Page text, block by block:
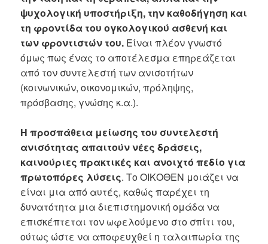
ψυχολογική υποστήριξη, την καθοδήγηση και
τη φροντίδα του ογκολογικού ασθενή και
των φροντιστών του. Είναι πλέον γνωστό
όμως πως ένας το αποτέλεσμα επηρεάζεται
από τον συντελεστή των ανισοτήτων
(κοινωνικών, οικονομικών, πρόληψης,
πρόσβασης, γνώσης κ.α.).
Η προσπάθεια μείωσης του συντελεστή
ανισότητας απαιτούν νέες δράσεις,
καινούριες πρακτικές και ανοιχτό πεδίο για
πρωτοπόρες λύσεις. Το ΟΙΚΟΘΕΝ μοιάζει να
είναι μια από αυτές, καθώς παρέχει τη
δυνατότητα μια διεπιστημονική ομάδα να
επισκέπτεται τον ωφελούμενο στο σπίτι του,
ούτως ώστε να αποφευχθεί η ταλαιπωρία της